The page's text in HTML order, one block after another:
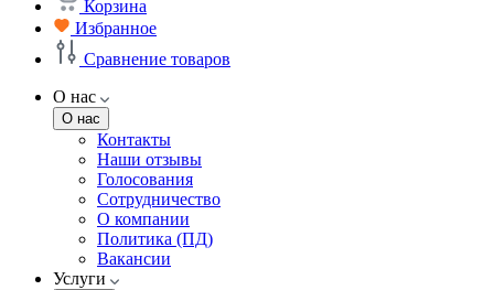
Корзина
Избранное
Сравнение товаров
О нас
О нас
Контакты
Наши отзывы
Голосования
Сотрудничество
О компании
Политика (ПД)
Вакансии
Услуги